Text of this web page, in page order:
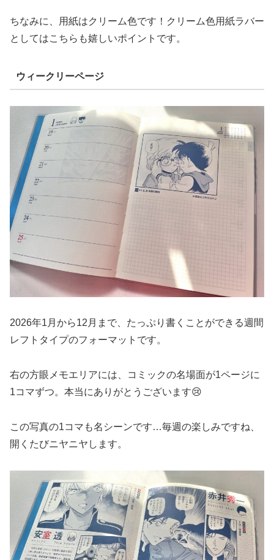
ちなみに、用紙はクリーム色です！クリーム色用紙ラバー
としてはこちらも嬉しいポイントです。
ウィークリーページ
2026年1月から12月まで、たっぷり書くことができる週間
レフトタイプのフォーマットです。
右の方眼メモエリアには、コミックの名場面が1ページに
1コマずつ。本当にありがとうございます😢
この写真の1コマも名シーンです…毎週の楽しみですね、
開くたびニヤニヤします。